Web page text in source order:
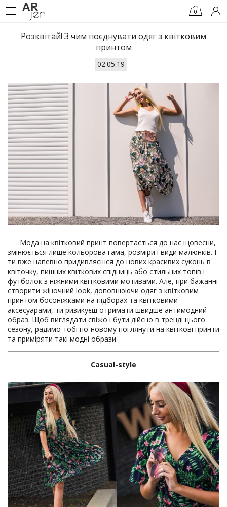
0
Розквітай! З чим поєднувати одяг з квітковим
принтом
02.05.19
Мода на квітковий принт повертається до нас щовесни,
змінюється лише кольорова гама, розміри і види малюнків. І
ти вже напевно придивляєшся до нових красивих суконь в
квіточку, пишних квіткових спідниць або стильних топів і
футболок з ніжними квітковими мотивами. Але, при бажанні
створити жіночний look, доповнюючи одяг з квітковим
принтом босоніжками на підборах та квітковими
аксесуарами, ти ризикуєш отримати швидше антимодний
образ. Щоб виглядати свіжо і бути дійсно в тренді цього
сезону, радимо тобі по-новому поглянути на квіткові принти
та приміряти такі модні образи.
Casual-style